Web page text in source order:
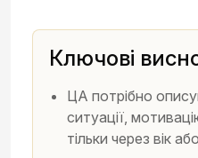
Ключові
ЦА потрібно
ситуації,
тільки через вік